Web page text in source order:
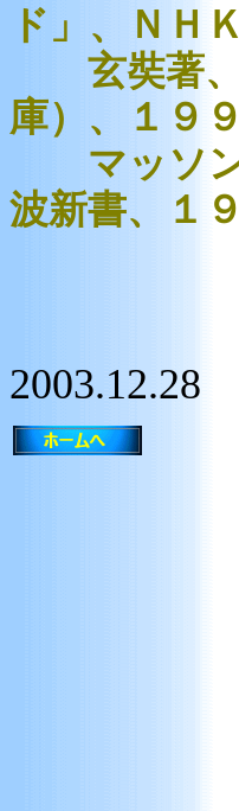
ド」、ＮＨ
玄奘著、
庫）、１９
マッソン
波新書、１
2003.12.28